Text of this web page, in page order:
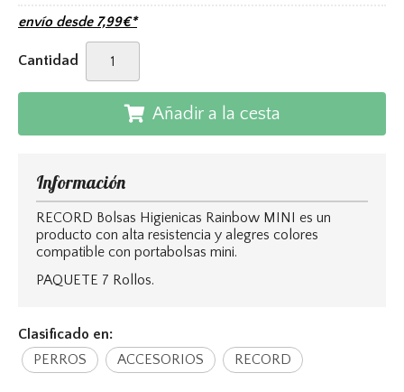
envío desde 7,99€*
Cantidad
Añadir a la cesta
Información
RECORD Bolsas Higienicas Rainbow MINI es un
producto con alta resistencia y alegres colores
compatible con portabolsas mini.
PAQUETE 7 Rollos.
Clasificado en:
PERROS
ACCESORIOS RECORD